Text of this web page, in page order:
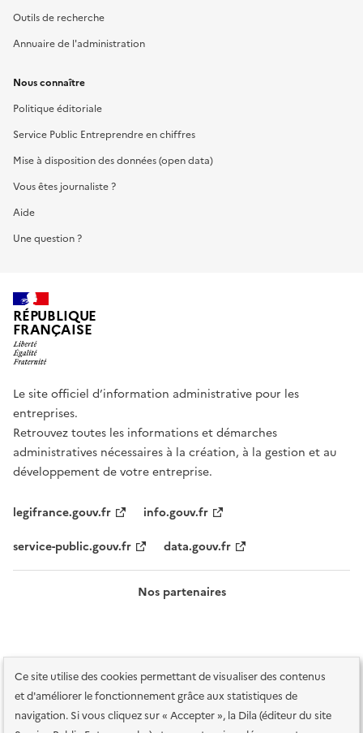
Ce site utilise des cookies permettant de visualiser des contenus
et d'améliorer le fonctionnement grâce aux statistiques de
navigation. Si vous cliquez sur « Accepter », la Dila (éditeur du site
Outils de recherche
Annuaire de l'administration
Nous connaître
Politique éditoriale
Service Public Entreprendre en chiffres
Mise à disposition des données (open data)
Vous êtes journaliste ?
Aide
Une question ?
RÉPUBLIQUE
FRANÇAISE
Le site officiel d’information administrative pour les
entreprises.
Retrouvez toutes les informations et démarches
administratives nécessaires à la création, à la gestion et au
développement de votre entreprise.
legifrance.gouv.fr
info.gouv.fr
service-public.gouv.fr
data.gouv.fr
Nos partenaires